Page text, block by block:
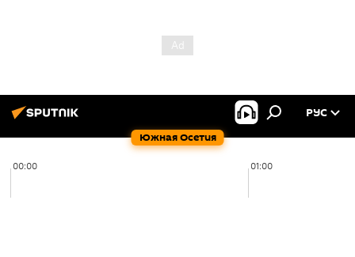
Южная Осетия
РУС
00:00 01:00